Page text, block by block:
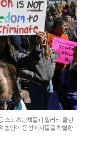
스포츠단체들과 힐러리 클린
법안이 동성애자들을 차별한